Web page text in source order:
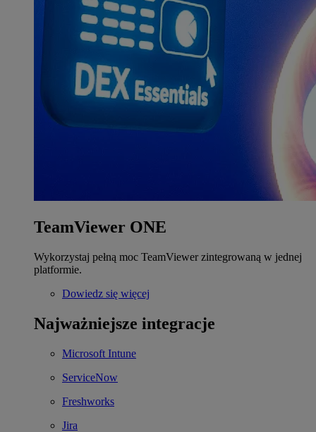
TeamViewer ONE
Wykorzystaj pełną moc TeamViewer zintegrowaną w jednej
platformie.
Dowiedz się więcej
Najważniejsze integracje
Microsoft Intune
ServiceNow
Freshworks
Jira